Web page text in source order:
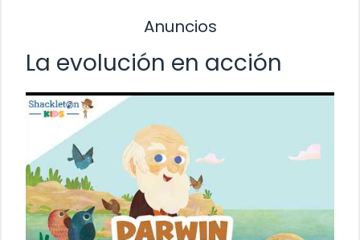
Anuncios
La evolución en acción